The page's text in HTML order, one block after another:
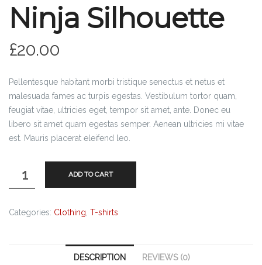
Ninja Silhouette
£20.00
Pellentesque habitant morbi tristique senectus et netus et
malesuada fames ac turpis egestas. Vestibulum tortor quam,
feugiat vitae, ultricies eget, tempor sit amet, ante. Donec eu
libero sit amet quam egestas semper. Aenean ultricies mi vitae
est. Mauris placerat eleifend leo.
ADD TO CART
Categories: Clothing T-shirts
DESCRIPTION REVIEWS (0)